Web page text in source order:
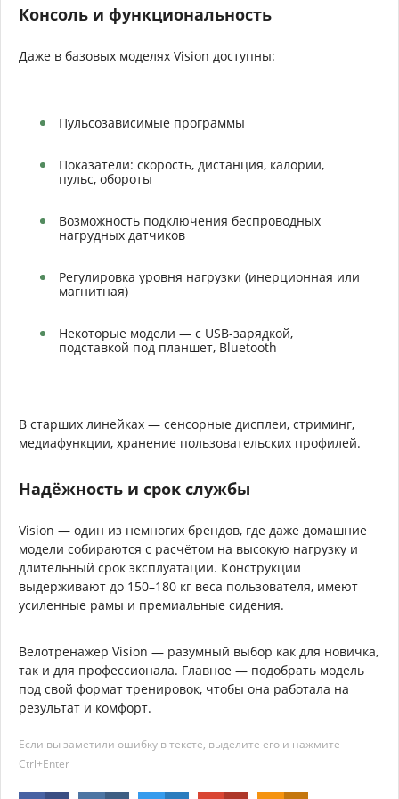
Консоль и функциональность
Даже в базовых моделях Vision доступны:
Пульсозависимые программы
Показатели: скорость, дистанция, калории,
пульс, обороты
Возможность подключения беспроводных
нагрудных датчиков
Регулировка уровня нагрузки (инерционная или
магнитная)
Некоторые модели — с USB-зарядкой,
подставкой под планшет, Bluetooth
В старших линейках — сенсорные дисплеи, стриминг,
медиафункции, хранение пользовательских профилей.
Надёжность и срок службы
Vision — один из немногих брендов, где даже домашние
модели собираются с расчётом на высокую нагрузку и
длительный срок эксплуатации. Конструкции
выдерживают до 150–180 кг веса пользователя, имеют
усиленные рамы и премиальные сидения.
Велотренажер Vision — разумный выбор как для новичка,
так и для профессионала. Главное — подобрать модель
под свой формат тренировок, чтобы она работала на
результат и комфорт.
Если вы заметили ошибку в тексте, выделите его и нажмите
Ctrl+Enter